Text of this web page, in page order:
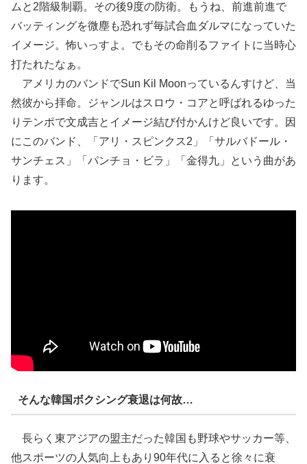
ムと2階級制覇。その後9度の防衛。もうね、前進前進で
バッティングを微塵も恐れず毎試合血ダルマになっていた
イメージ。怖いっすよ。でもその命削るファイトに当時心
打たれたなぁ。
アメリカのバンドでSun Kil Moonっているんすけど、当
然彼から拝命。ジャンルはスロウ・コアと呼ばれるゆった
りテンポで文成吉とイメージ結び付かんけど良いです。因
にこのバンド、「アリ・スピンクス2」「サルバドール・
サンチェス」「パンチョ・ビラ」「金得九」という曲があ
ります。
そんな韓国ボクシング衰退は何故…
長らく東アジアの盟主だった韓国も野球やサッカー等、
他スポーツの人気向上もあり90年代に入ると徐々に衰